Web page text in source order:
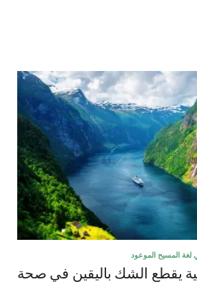
لغة المسيح الموعود
يقطع الشك باليقين في صحة